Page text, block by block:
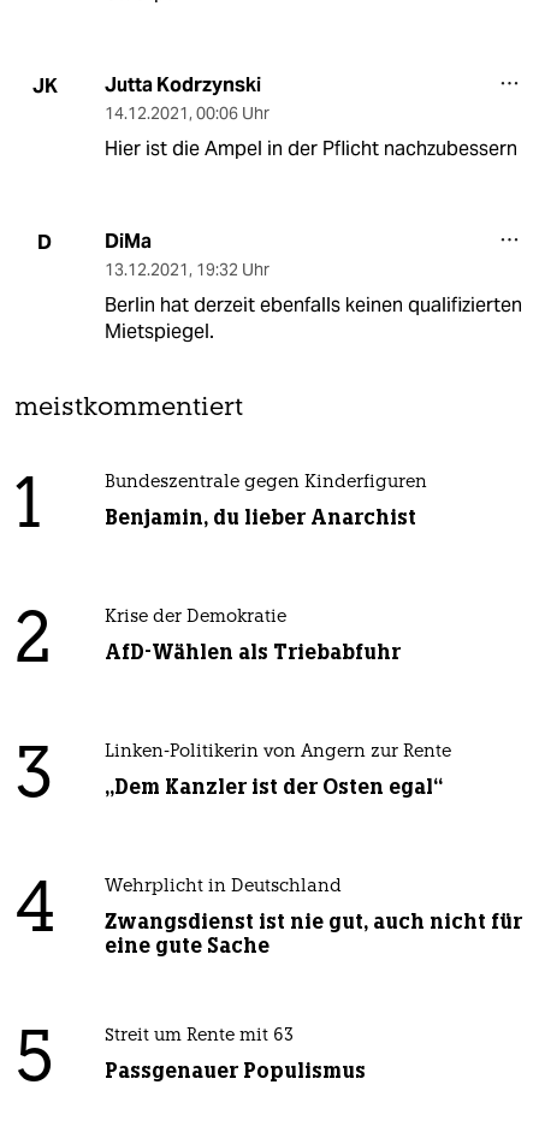
JK Jutta Kodrzynski
14.12.2021, 00:06 Uhr
Hier ist die Ampel in der Pflicht nachzubessern
D DiMa
13.12.2021, 19:32 Uhr
Berlin hat derzeit ebenfalls keinen qualifizierten
Mietspiegel.
meistkommentiert
1 Bundeszentrale gegen Kinderfiguren
Benjamin, du lieber Anarchist
2 Krise der Demokratie
AfD-Wählen als Triebabfuhr
3 Linken-Politikerin von Angern zur Rente
„Dem Kanzler ist der Osten egal“
4 Wehrplicht in Deutschland
Zwangsdienst ist nie gut, auch nicht für
eine gute Sache
5 Streit um Rente mit 63
Passgenauer Populismus